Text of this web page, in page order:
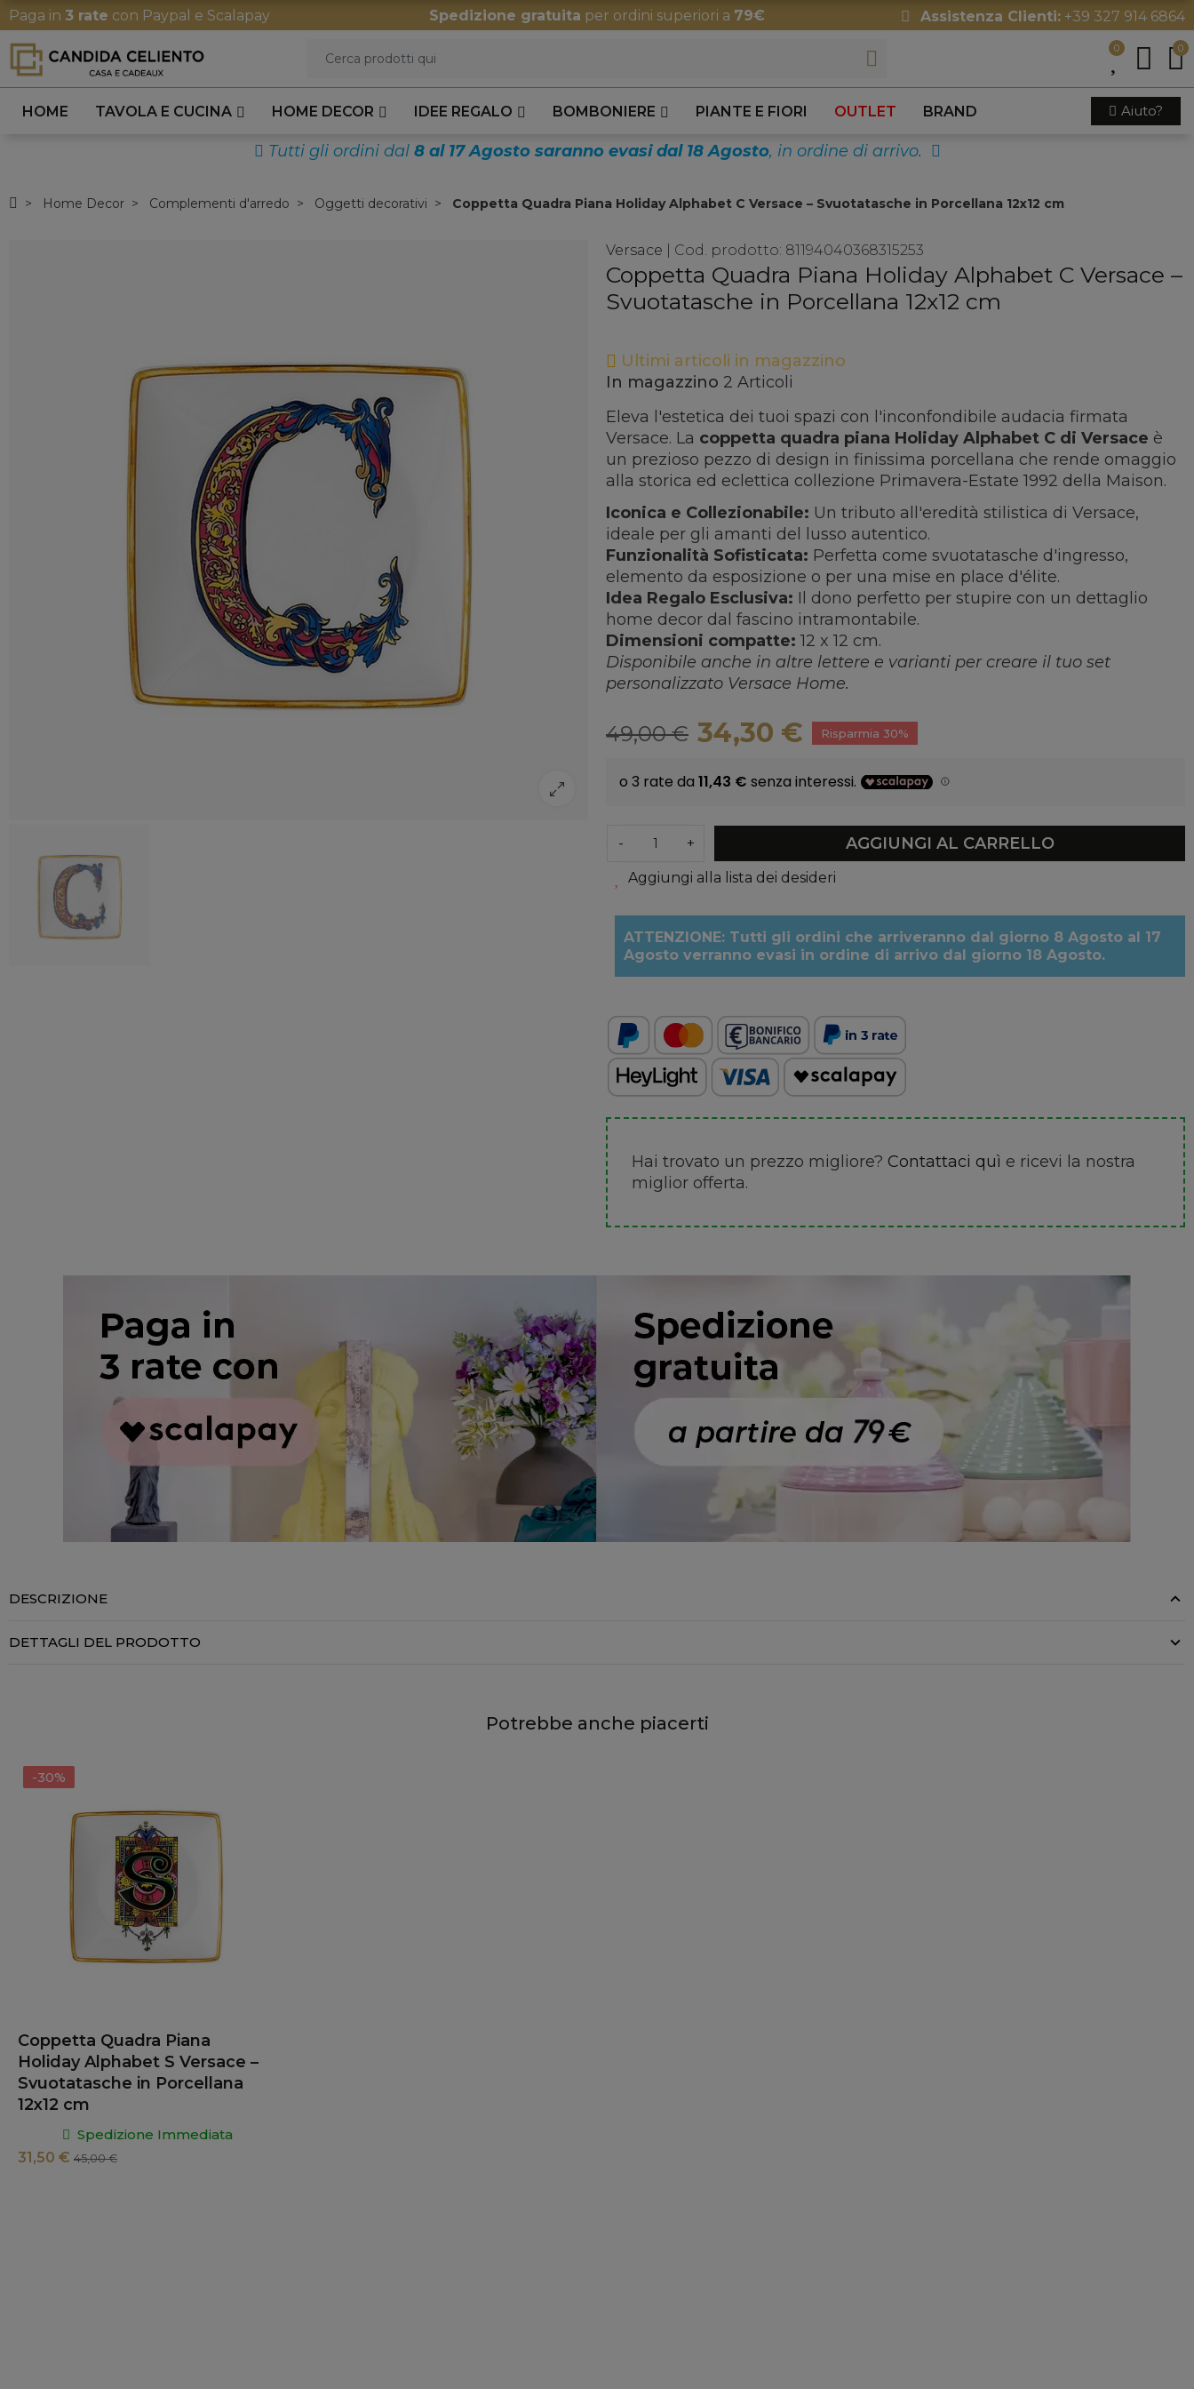
Paga in 3 rate con Paypal e Scalapay Spedizione gratuita per ordini superiori a 79€ Assistenza Clienti:+39 327 914 6864
0 0
HOME TAVOLA E CUCINA HOME DECOR IDEE REGALO BOMBONIERE PIANTE E FIORI OUTLET BRAND Aiuto?
Tutti gli ordini dal 8 al 17 Agosto saranno evasi dal 18 Agosto, in ordine di arrivo.
Home Decor Complementi d'arredo Oggetti decorativi Coppetta Quadra Piana Holiday Alphabet C Versace – Svuotatasche in Porcellana 12x12 cm
Versace Cod. prodotto: 81194040368315253
Coppetta Quadra Piana Holiday Alphabet C Versace –
Svuotatasche in Porcellana 12x12 cm
Ultimi articoli in magazzino
In magazzino 2 Articoli
Eleva l'estetica dei tuoi spazi con l'inconfondibile audacia firmata
Versace. La coppetta quadra piana Holiday Alphabet C di Versace è
un prezioso pezzo di design in finissima porcellana che rende omaggio
alla storica ed eclettica collezione Primavera-Estate 1992 della Maison.
Iconica e Collezionabile: Un tributo all'eredità stilistica di Versace,
ideale per gli amanti del lusso autentico.
Funzionalità Sofisticata: Perfetta come svuotatasche d'ingresso,
elemento da esposizione o per una mise en place d'élite.
Idea Regalo Esclusiva: Il dono perfetto per stupire con un dettaglio
home decor dal fascino intramontabile.
Dimensioni compatte: 12 x 12 cm.
Disponibile anche in altre lettere e varianti per creare il tuo set
personalizzato Versace Home.
49,00 € 34,30 € Risparmia 30%
- + AGGIUNGI AL CARRELLO
Aggiungi alla lista dei desideri
ATTENZIONE: Tutti gli ordini che arriveranno dal giorno 8 Agosto al 17
Agosto verranno evasi in ordine di arrivo dal giorno 18 Agosto.
Hai trovato un prezzo migliore? Contattaci quì e ricevi la nostra
miglior offerta.
DESCRIZIONE
DETTAGLI DEL PRODOTTO
Potrebbe anche piacerti
-30%
Coppetta Quadra Piana
Holiday Alphabet S Versace –
Svuotatasche in Porcellana
12x12 cm
Spedizione Immediata
31,50 € 45,00 €